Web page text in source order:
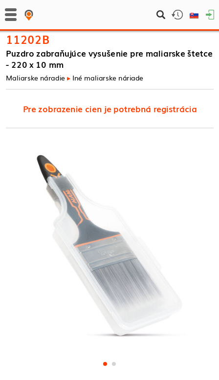
11202B
Puzdro zabraňujúce vysušenie pre maliarske štetce
- 220 x 10 mm
Maliarske náradie Iné maliarske náriade
Pre zobrazenie cien je potrebná registrácia